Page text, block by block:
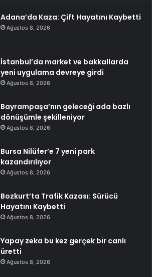
Adana’da Kaza: Çift Hayatını Kaybetti
Ağustos 8, 2026
İstanbul’da market ve bakkallarda
yeni uygulama devreye girdi
Ağustos 8, 2026
Bayrampaşa’nın geleceği ada bazlı
dönüşümle şekilleniyor
Ağustos 8, 2026
Bursa Nilüfer’e 7 yeni park
kazandırılıyor
Ağustos 8, 2026
Bozkurt’ta Trafik Kazası: Sürücü
Hayatını Kaybetti
Ağustos 8, 2026
Yapay zeka bu kez gerçek bir canlı
üretti
Ağustos 8, 2026